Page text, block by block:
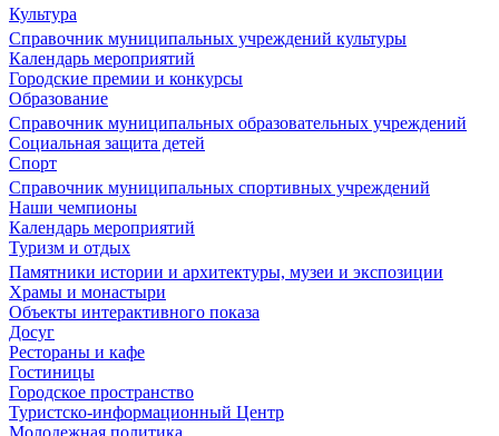
Культура
Справочник муниципальных учреждений культуры
Календарь мероприятий
Городские премии и конкурсы
Образование
Справочник муниципальных образовательных учреждений
Социальная защита детей
Спорт
Справочник муниципальных спортивных учреждений
Наши чемпионы
Календарь мероприятий
Туризм и отдых
Памятники истории и архитектуры, музеи и экспозиции
Храмы и монастыри
Объекты интерактивного показа
Досуг
Рестораны и кафе
Гостиницы
Городское пространство
Туристско-информационный Центр
Молодежная политика